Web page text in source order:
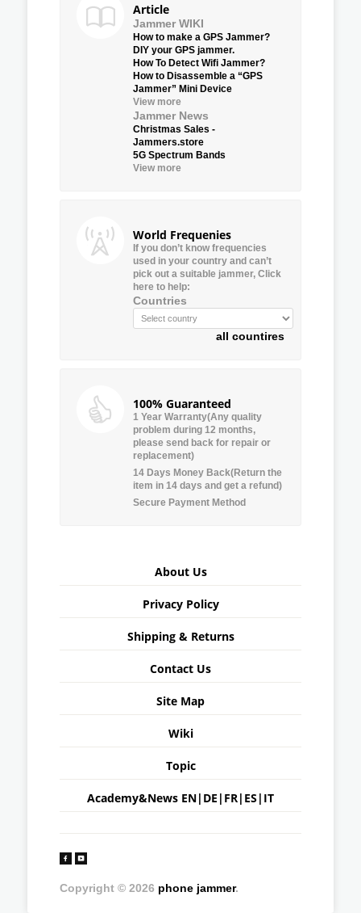
Article
Jammer WIKI
How to make a GPS Jammer?
DIY your GPS jammer.
How To Detect Wifi Jammer?
How to Disassemble a “GPS
Jammer” Mini Device
View more
Jammer News
Christmas Sales -
Jammers.store
5G Spectrum Bands
View more
World Frequenies
If you don’t know frequencies
used in your country and can’t
pick out a suitable jammer, Click
here to help:
Countries
all countires
100% Guaranteed
1 Year Warranty(Any quality
problem during 12 months,
please send back for repair or
replacement)
14 Days Money Back(Return the
item in 14 days and get a refund)
Secure Payment Method
About Us
Privacy Policy
Shipping & Returns
Contact Us
Site Map
Wiki
Topic
Academy&News EN| DE | FR| ES | IT
Copyright © 2026 phone jammer.